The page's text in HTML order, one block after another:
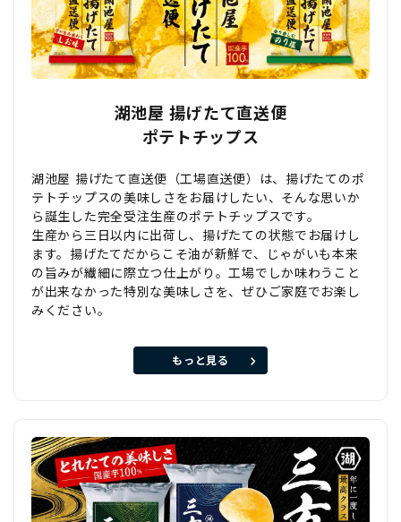
湖池屋 揚げたて直送便
ポテトチップス
湖池屋 揚げたて直送便（工場直送便）は、揚げたてのポ
テトチップスの美味しさをお届けしたい、そんな思いか
ら誕生した完全受注生産のポテトチップスです。
生産から三日以内に出荷し、揚げたての状態でお届けし
ます。揚げたてだからこそ油が新鮮で、じゃがいも本来
の旨みが繊細に際立つ仕上がり。工場でしか味わうこと
が出来なかった特別な美味しさを、ぜひご家庭でお楽し
みください。
もっと見る